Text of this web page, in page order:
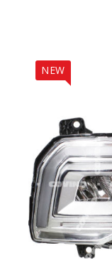
NEW